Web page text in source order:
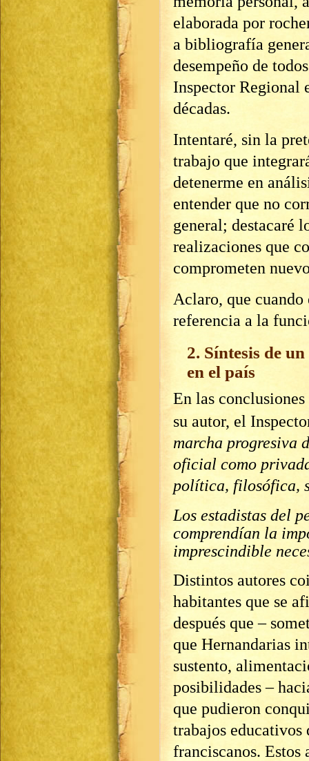
elaborada por
a bibliografía
desempeño de
Inspector Regional
décadas.
Intentaré, sin la
trabajo que
detenerme en
entender que no
general; destacaré
realizaciones que
comprometen
Aclaro, que cuando
referencia a la
2. Síntesis de
en el país
En las
su autor, el
marcha progresiva
oficial como
política, filosófica,
Los estadistas del
comprendían la
imprescindible
Distintos autores
habitantes que se
después que –
que Hernandarias
sustento,
posibilidades –
que pudieron
trabajos educativos
franciscanos. Estos